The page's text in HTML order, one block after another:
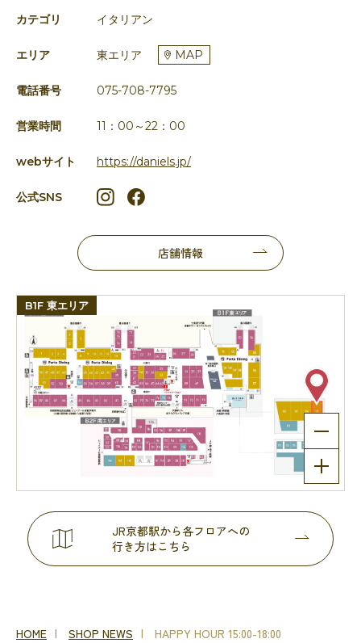
カテゴリ イタリアン
エリア 東エリア MAP
電話番号 075-708-7795
営業時間 11：00～22：00
webサイト https://daniels.jp/
公式SNS
店舗情報
B1F 東エリア
JR京都駅から各フロアへの
行き方はこちら
HOME SHOP NEWS HAPPY HOUR 15:00-18:00